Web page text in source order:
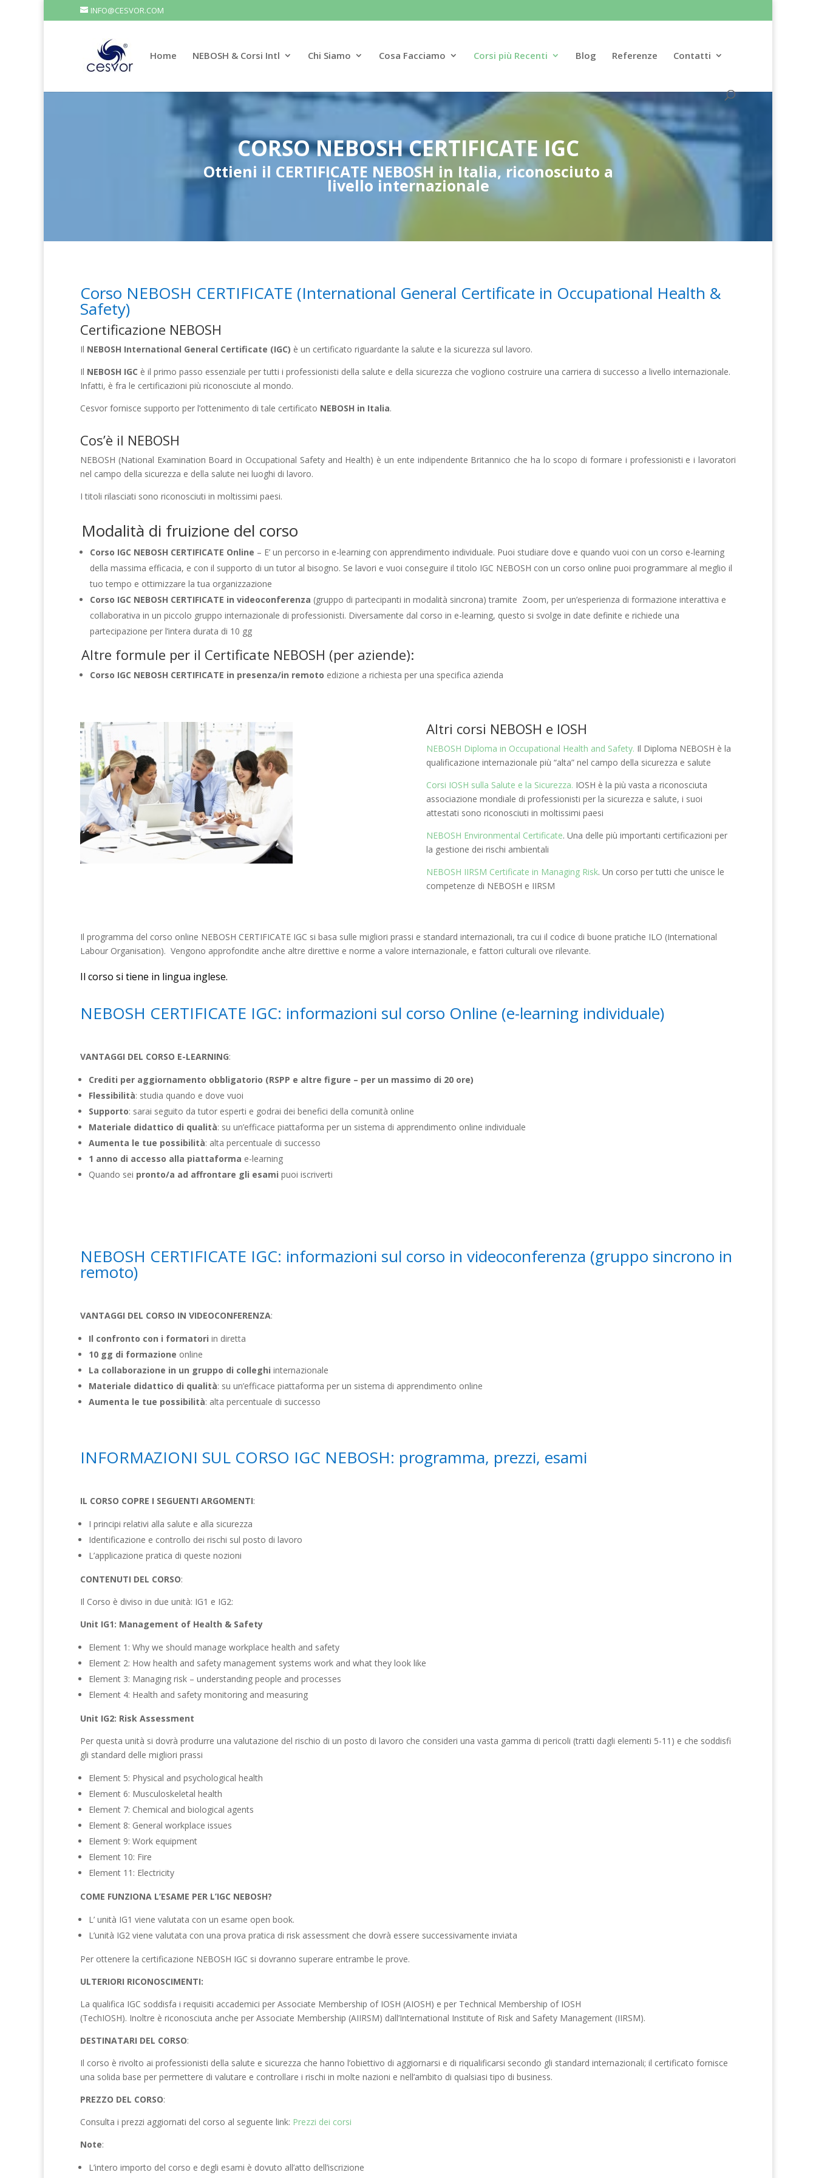
INFO@CESVOR.COM
Home NEBOSH & Corsi Intl Chi Siamo Cosa Facciamo Corsi più Recenti Blog Referenze Contatti
CORSO NEBOSH CERTIFICATE IGC
Ottieni il CERTIFICATE NEBOSH in Italia, riconosciuto a
livello internazionale
Corso NEBOSH CERTIFICATE (International General Certificate in Occupational Health &
Safety)
Certificazione NEBOSH
Il NEBOSH International General Certificate (IGC) è un certificato riguardante la salute e la sicurezza sul lavoro.
Il NEBOSH IGC è il primo passo essenziale per tutti i professionisti della salute e della sicurezza che vogliono costruire una carriera di successo a livello internazionale.
Infatti, è fra le certificazioni più riconosciute al mondo.
Cesvor fornisce supporto per l’ottenimento di tale certificato NEBOSH in Italia.
Cos’è il NEBOSH
NEBOSH (National Examination Board in Occupational Safety and Health) è un ente indipendente Britannico che ha lo scopo di formare i professionisti e i lavoratori
nel campo della sicurezza e della salute nei luoghi di lavoro.
I titoli rilasciati sono riconosciuti in moltissimi paesi.
Modalità di fruizione del corso
Corso IGC NEBOSH CERTIFICATE Online – E’ un percorso in e-learning con apprendimento individuale. Puoi studiare dove e quando vuoi con un corso e-learning
della massima efficacia, e con il supporto di un tutor al bisogno. Se lavori e vuoi conseguire il titolo IGC NEBOSH con un corso online puoi programmare al meglio il
tuo tempo e ottimizzare la tua organizzazione
Corso IGC NEBOSH CERTIFICATE in videoconferenza (gruppo di partecipanti in modalità sincrona) tramite Zoom, per un’esperienza di formazione interattiva e
collaborativa in un piccolo gruppo internazionale di professionisti. Diversamente dal corso in e-learning, questo si svolge in date definite e richiede una
partecipazione per l’intera durata di 10 gg
Altre formule per il Certificate NEBOSH (per aziende):
Corso IGC NEBOSH CERTIFICATE in presenza/in remoto edizione a richiesta per una specifica azienda
Altri corsi NEBOSH e IOSH
NEBOSH Diploma in Occupational Health and Safety. Il Diploma NEBOSH è la
qualificazione internazionale più “alta” nel campo della sicurezza e salute
Corsi IOSH sulla Salute e la Sicurezza. IOSH è la più vasta a riconosciuta
associazione mondiale di professionisti per la sicurezza e salute, i suoi
attestati sono riconosciuti in moltissimi paesi
NEBOSH Environmental Certificate. Una delle più importanti certificazioni per
la gestione dei rischi ambientali
NEBOSH IIRSM Certificate in Managing Risk. Un corso per tutti che unisce le
competenze di NEBOSH e IIRSM
Il programma del corso online NEBOSH CERTIFICATE IGC si basa sulle migliori prassi e standard internazionali, tra cui il codice di buone pratiche ILO (International
Labour Organisation). Vengono approfondite anche altre direttive e norme a valore internazionale, e fattori culturali ove rilevante.
Il corso si tiene in lingua inglese.
NEBOSH CERTIFICATE IGC: informazioni sul corso Online (e-learning individuale)
VANTAGGI DEL CORSO E-LEARNING:
Crediti per aggiornamento obbligatorio (RSPP e altre figure – per un massimo di 20 ore)
Flessibilità: studia quando e dove vuoi
Supporto: sarai seguito da tutor esperti e godrai dei benefici della comunità online
Materiale didattico di qualità: su un’efficace piattaforma per un sistema di apprendimento online individuale
Aumenta le tue possibilità: alta percentuale di successo
1 anno di accesso alla piattaforma e-learning
Quando sei pronto/a ad affrontare gli esami puoi iscriverti
NEBOSH CERTIFICATE IGC: informazioni sul corso in videoconferenza (gruppo sincrono in
remoto)
VANTAGGI DEL CORSO IN VIDEOCONFERENZA:
Il confronto con i formatori in diretta
10 gg di formazione online
La collaborazione in un gruppo di colleghi internazionale
Materiale didattico di qualità: su un’efficace piattaforma per un sistema di apprendimento online
Aumenta le tue possibilità: alta percentuale di successo
INFORMAZIONI SUL CORSO IGC NEBOSH: programma, prezzi, esami
IL CORSO COPRE I SEGUENTI ARGOMENTI:
I principi relativi alla salute e alla sicurezza
Identificazione e controllo dei rischi sul posto di lavoro
L’applicazione pratica di queste nozioni
CONTENUTI DEL CORSO:
Il Corso è diviso in due unità: IG1 e IG2:
Unit IG1: Management of Health & Safety
Element 1: Why we should manage workplace health and safety
Element 2: How health and safety management systems work and what they look like
Element 3: Managing risk – understanding people and processes
Element 4: Health and safety monitoring and measuring
Unit IG2: Risk Assessment
Per questa unità si dovrà produrre una valutazione del rischio di un posto di lavoro che consideri una vasta gamma di pericoli (tratti dagli elementi 5-11) e che soddisfi
gli standard delle migliori prassi
Element 5: Physical and psychological health
Element 6: Musculoskeletal health
Element 7: Chemical and biological agents
Element 8: General workplace issues
Element 9: Work equipment
Element 10: Fire
Element 11: Electricity
COME FUNZIONA L’ESAME PER L’IGC NEBOSH?
L’ unità IG1 viene valutata con un esame open book.
L’unità IG2 viene valutata con una prova pratica di risk assessment che dovrà essere successivamente inviata
Per ottenere la certificazione NEBOSH IGC si dovranno superare entrambe le prove.
ULTERIORI RICONOSCIMENTI:
La qualifica IGC soddisfa i requisiti accademici per Associate Membership of IOSH (AIOSH) e per Technical Membership of IOSH
(TechIOSH). Inoltre è riconosciuta anche per Associate Membership (AIIRSM) dall’International Institute of Risk and Safety Management (IIRSM).
DESTINATARI DEL CORSO:
Il corso è rivolto ai professionisti della salute e sicurezza che hanno l’obiettivo di aggiornarsi e di riqualificarsi secondo gli standard internazionali; il certificato fornisce
una solida base per permettere di valutare e controllare i rischi in molte nazioni e nell’ambito di qualsiasi tipo di business.
PREZZO DEL CORSO:
Consulta i prezzi aggiornati del corso al seguente link: Prezzi dei corsi
Note:
L’intero importo del corso e degli esami è dovuto all’atto dell’iscrizione